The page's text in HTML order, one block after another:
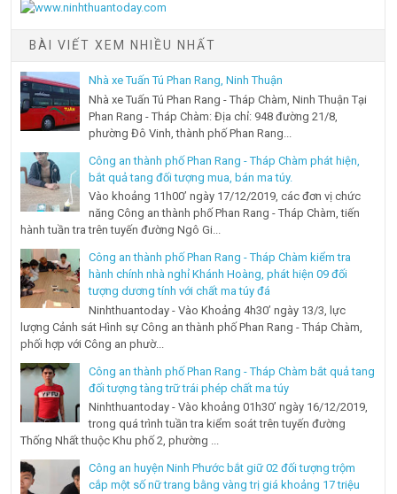
BÀI VIẾT XEM NHIỀU NHẤT
Nhà xe Tuấn Tú Phan Rang, Ninh Thuận
Nhà xe Tuấn Tú Phan Rang - Tháp Chàm, Ninh Thuận Tại
Phan Rang - Tháp Chàm: Địa chỉ: 948 đường 21/8,
phường Đô Vinh, thành phố Phan Rang...
Công an thành phố Phan Rang - Tháp Chàm phát hiện,
bắt quả tang đối tượng mua, bán ma túy.
Vào khoảng 11h00’ ngày 17/12/2019, các đơn vị chức
năng Công an thành phố Phan Rang - Tháp Chàm, tiến
hành tuần tra trên tuyến đường Ngô Gi...
Công an thành phố Phan Rang - Tháp Chàm kiểm tra
hành chính nhà nghỉ Khánh Hoàng, phát hiện 09 đối
tượng dương tính với chất ma túy đá
Ninhthuantoday - Vào Khoảng 4h30’ ngày 13/3, lực
lượng Cảnh sát Hình sự Công an thành phố Phan Rang - Tháp Chàm,
phối hợp với Công an phườ...
Công an thành phố Phan Rang - Tháp Chàm bắt quả tang
đối tượng tàng trữ trái phép chất ma túy
Ninhthuantoday - Vào khoảng 01h30’ ngày 16/12/2019,
trong quá trình tuần tra kiểm soát trên tuyến đường
Thống Nhất thuộc Khu phố 2, phường ...
Công an huyện Ninh Phước bắt giữ 02 đối tượng trộm
cắp một số nữ trang bằng vàng trị giá khoảng 17 triệu